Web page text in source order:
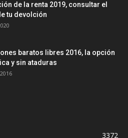
de la renta 2019, consultar el
tu devolción
baratos libres 2016, la opción
y sin ataduras
3372